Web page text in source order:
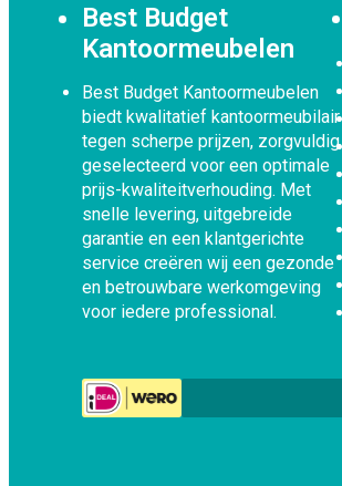
Best Budget
Kantoormeubelen
Best Budget Kantoormeubelen
biedt kwalitatief kantoormeubilair
tegen scherpe prijzen, zorgvuldig
geselecteerd voor een optimale
prijs-kwaliteitverhouding. Met
snelle levering, uitgebreide
garantie en een klantgerichte
service creëren wij een gezonde
en betrouwbare werkomgeving
voor iedere professional.